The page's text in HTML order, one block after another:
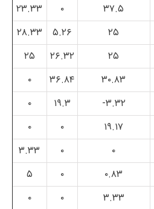
۳۷.۵ ۰
۲۳.۳۳
۲۵ ۵.۲۶
۲۸.۳۳
۲۵ ۲۶.۳۲
۲۵
۳۰.۸۳ ۳۶.۸۴
۰
۳.۳۲- ۱۹.۳
۰
۱۹.۱۷ ۰
۰
۰ ۰
۳.۳۳
۰.۸۳ ۰
۵
۳.۳۳ ۰
۰